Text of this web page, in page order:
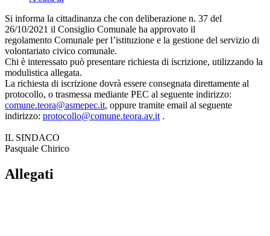
Si informa la cittadinanza che con deliberazione n. 37 del
26/10/2021 il Consiglio Comunale ha approvato il
regolamento Comunale per l’istituzione e la gestione del servizio di
volontariato civico comunale.
Chi è interessato può presentare richiesta di iscrizione, utilizzando la
modulistica allegata.
La richiesta di iscrizione dovrà essere consegnata direttamente al
protocollo, o trasmessa mediante PEC al seguente indirizzo:
comune.teora@asmepec.it, oppure tramite email al seguente
indirizzo: protocollo@comune.teora.av.it .
IL SINDACO
Pasquale Chirico
Allegati